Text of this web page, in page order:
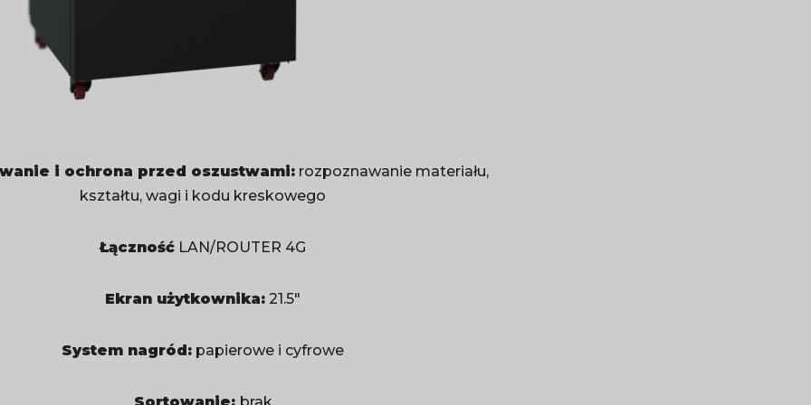
i ochrona przed oszustwami:rozpoznawanie materiału,
kształtu, wagi i kodu kreskowego
Łączność LAN/ROUTER 4G
Ekran użytkownika: 21.5″
System nagród: papierowe i cyfrowe